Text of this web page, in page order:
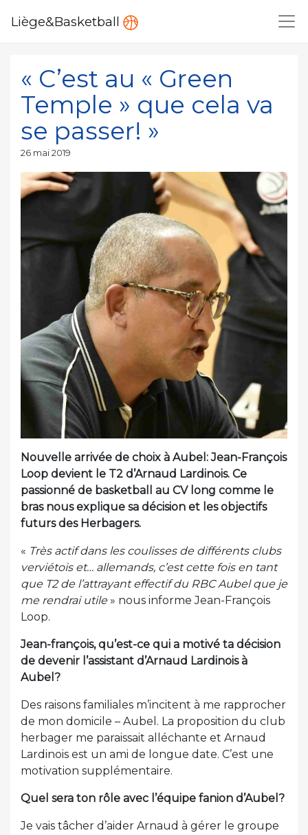
Liège&Basketball
« C’est au « Green
Temple » que cela va
se passer! »
Publié
26 mai 2019
Nouvelle arrivée de choix à Aubel: Jean-François
Loop devient le T2 d’Arnaud Lardinois. Ce
passionné de basketball au CV long comme le
bras nous explique sa décision et les objectifs
futurs des Herbagers.
« Très actif dans les coulisses de différents clubs
verviétois et… allemands, c’est cette fois en tant
que T2 de l’attrayant effectif du RBC Aubel que je
me rendrai utile» nous informe Jean-François
Loop.
Jean-françois, qu’est-ce qui a motivé ta décision
de devenir l’assistant d’Arnaud Lardinois à
Aubel?
Des raisons familiales m’incitent à me rapprocher
de mon domicile – Aubel. La proposition du club
herbager me paraissait alléchante et Arnaud
Lardinois est un ami de longue date. C’est une
motivation supplémentaire.
Quel sera ton rôle avec l’équipe fanion d’Aubel?
Je vais tâcher d’aider Arnaud à gérer le groupe